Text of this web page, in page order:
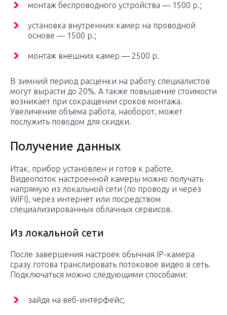
монтаж беспроводного устройства — 1500 р.;
установка внутренних камер на проводной
основе — 1500 р.;
монтаж внешних камер — 2500 р.
В зимний период расценки на работу специалистов
могут вырасти до 20%. А также повышение стоимости
возникает при сокращении сроков монтажа.
Увеличение объема работа, наоборот, может
послужить поводом для скидки.
Получение данных
Итак, прибор установлен и готов к работе.
Видеопоток настроенной камеры можно получать
напрямую из локальной сети (по проводу и через
WiFI), через интернет или посредством
специализированных облачных сервисов.
Из локальной сети
После завершения настроек обычная IP-камера
сразу готова транслировать потоковое видео в сеть.
Подключаться можно следующими способами:
зайдя на веб-интерфейс;